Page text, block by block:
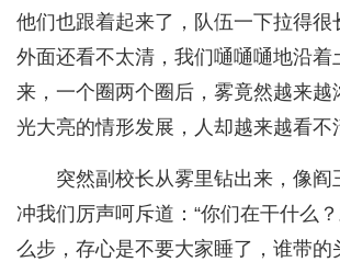
他们也跟着起来了，队伍一下拉得很
外面还看不太清，我们嗵嗵嗵地沿着
来，一个圈两个圈后，雾竟然越来越
光大亮的情形发展，人却越来越看不
突然副校长从雾里钻出来，像阎
冲我们厉声呵斥道：“你们在干什么
么步，存心是不要大家睡了，谁带的